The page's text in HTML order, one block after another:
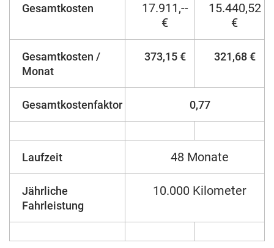
Gesamtkosten
17.911,--
€
15.440,52
€
Gesamtkosten /
Monat
373,15 € 321,68 €
Gesamtkostenfaktor 0,77
Laufzeit 48 Monate
Jährliche
Fahrleistung
10.000 Kilometer